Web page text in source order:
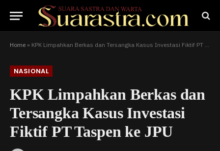
Home » KPK Limpahkan Berkas dan Tersangka Kasus Investasi Fiktif PT Taspen ke JPU
NASIONAL
KPK Limpahkan Berkas dan
Tersangka Kasus Investasi
Fiktif PT Taspen ke JPU